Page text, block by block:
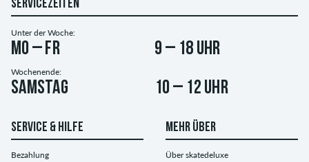
SERVICEZEITEN
Unter der Woche:
Mo – Fr 9 – 18 Uhr
Wochenende:
Samstag 10 – 12 Uhr
SERVICE & HILFE
Bezahlung
MEHR ÜBER
Über skatedeluxe